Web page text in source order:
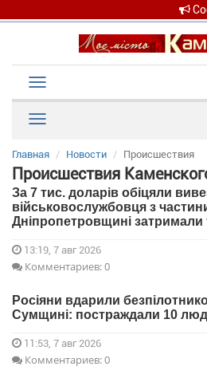
Главная Новости Происшествия
Происшествия
За 7 тис. доларів обіцяли
військовослужбовця з
Дніпропетровщині затримали
13:19, 7 авг 2026
Комментариев: 0
Росіяни вдарили
Сумщині: постраждали 10
11:53, 7 авг 2026
Комментариев: 0